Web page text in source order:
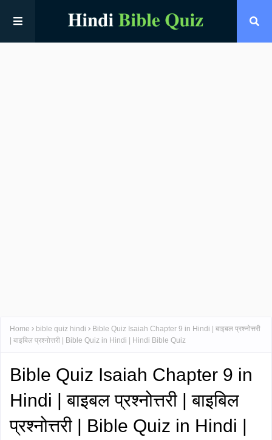
Home bible quiz hindi
Bible Quiz Isaiah Chapter 9 in Hindi | बाइबल प्रश्नोत्तरी
| बाइबिल प्रश्नोत्तरी | Bible Quiz in Hindi | Hindi Bible Quiz
Bible Quiz Isaiah Chapter 9 in
Hindi | बाइबल प्रश्नोत्तरी | बाइबिल
प्रश्नोत्तरी | Bible Quiz in Hindi |